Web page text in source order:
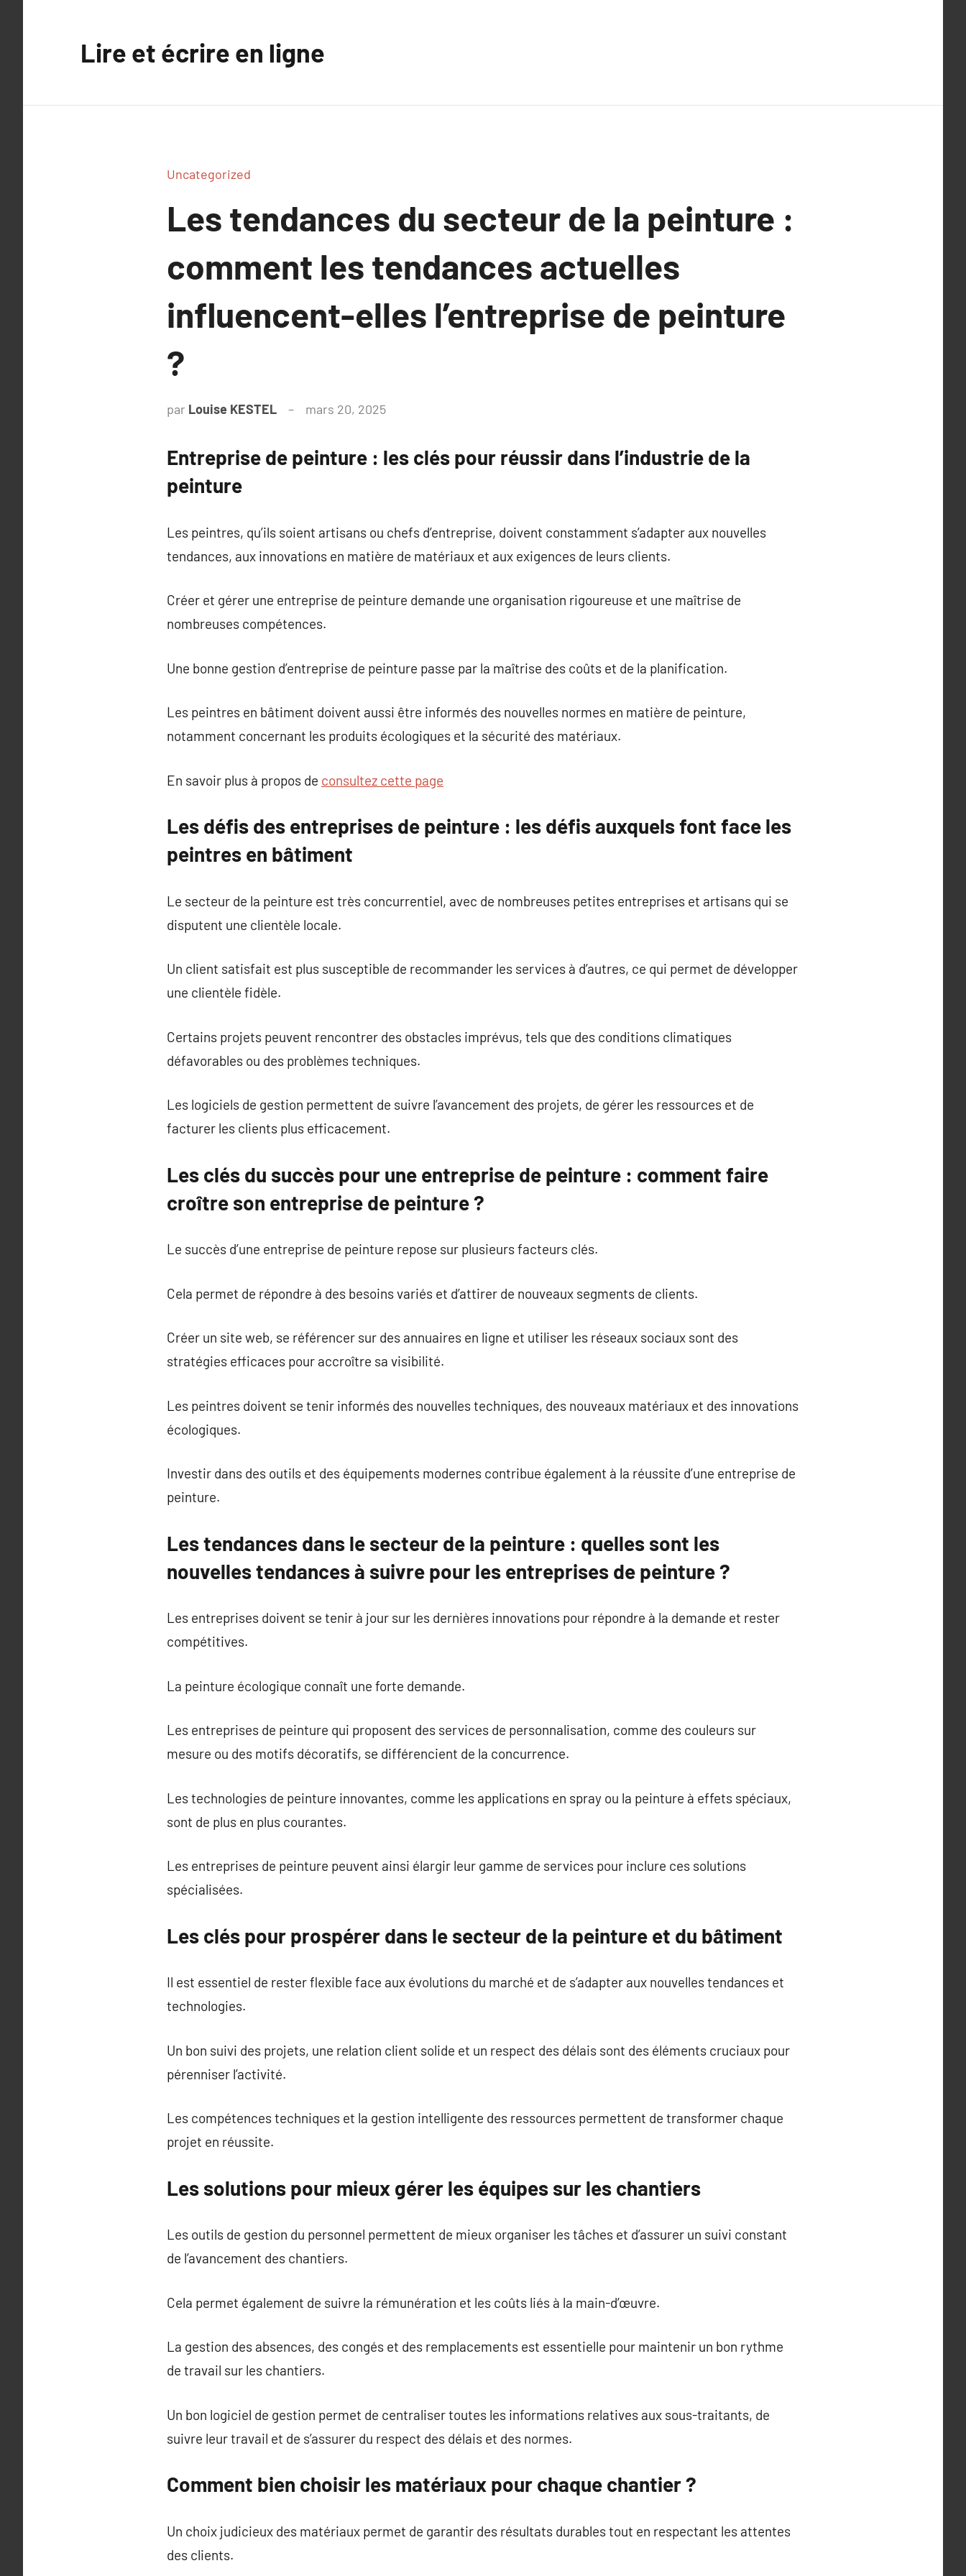
Lire et écrire en ligne
Uncategorized
Les tendances du secteur de la peinture :
comment les tendances actuelles
influencent-elles l’entreprise de peinture
?
par Louise KESTEL mars 20, 2025
Entreprise de peinture : les clés pour réussir dans l’industrie de la
peinture
Les peintres, qu’ils soient artisans ou chefs d’entreprise, doivent constamment s’adapter aux nouvelles
tendances, aux innovations en matière de matériaux et aux exigences de leurs clients.
Créer et gérer une entreprise de peinture demande une organisation rigoureuse et une maîtrise de
nombreuses compétences.
Une bonne gestion d’entreprise de peinture passe par la maîtrise des coûts et de la planification.
Les peintres en bâtiment doivent aussi être informés des nouvelles normes en matière de peinture,
notamment concernant les produits écologiques et la sécurité des matériaux.
En savoir plus à propos de consultez cette page
Les défis des entreprises de peinture : les défis auxquels font face les
peintres en bâtiment
Le secteur de la peinture est très concurrentiel, avec de nombreuses petites entreprises et artisans qui se
disputent une clientèle locale.
Un client satisfait est plus susceptible de recommander les services à d’autres, ce qui permet de développer
une clientèle fidèle.
Certains projets peuvent rencontrer des obstacles imprévus, tels que des conditions climatiques
défavorables ou des problèmes techniques.
Les logiciels de gestion permettent de suivre l’avancement des projets, de gérer les ressources et de
facturer les clients plus efficacement.
Les clés du succès pour une entreprise de peinture : comment faire
croître son entreprise de peinture ?
Le succès d’une entreprise de peinture repose sur plusieurs facteurs clés.
Cela permet de répondre à des besoins variés et d’attirer de nouveaux segments de clients.
Créer un site web, se référencer sur des annuaires en ligne et utiliser les réseaux sociaux sont des
stratégies efficaces pour accroître sa visibilité.
Les peintres doivent se tenir informés des nouvelles techniques, des nouveaux matériaux et des innovations
écologiques.
Investir dans des outils et des équipements modernes contribue également à la réussite d’une entreprise de
peinture.
Les tendances dans le secteur de la peinture : quelles sont les
nouvelles tendances à suivre pour les entreprises de peinture ?
Les entreprises doivent se tenir à jour sur les dernières innovations pour répondre à la demande et rester
compétitives.
La peinture écologique connaît une forte demande.
Les entreprises de peinture qui proposent des services de personnalisation, comme des couleurs sur
mesure ou des motifs décoratifs, se différencient de la concurrence.
Les technologies de peinture innovantes, comme les applications en spray ou la peinture à effets spéciaux,
sont de plus en plus courantes.
Les entreprises de peinture peuvent ainsi élargir leur gamme de services pour inclure ces solutions
spécialisées.
Les clés pour prospérer dans le secteur de la peinture et du bâtiment
Il est essentiel de rester flexible face aux évolutions du marché et de s’adapter aux nouvelles tendances et
technologies.
Un bon suivi des projets, une relation client solide et un respect des délais sont des éléments cruciaux pour
pérenniser l’activité.
Les compétences techniques et la gestion intelligente des ressources permettent de transformer chaque
projet en réussite.
Les solutions pour mieux gérer les équipes sur les chantiers
Les outils de gestion du personnel permettent de mieux organiser les tâches et d’assurer un suivi constant
de l’avancement des chantiers.
Cela permet également de suivre la rémunération et les coûts liés à la main-d’œuvre.
La gestion des absences, des congés et des remplacements est essentielle pour maintenir un bon rythme
de travail sur les chantiers.
Un bon logiciel de gestion permet de centraliser toutes les informations relatives aux sous-traitants, de
suivre leur travail et de s’assurer du respect des délais et des normes.
Comment bien choisir les matériaux pour chaque chantier ?
Un choix judicieux des matériaux permet de garantir des résultats durables tout en respectant les attentes
des clients.